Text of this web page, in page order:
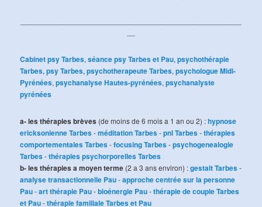
Cabinet psy Tarbes,séance psy Tarbes et Pau,psychothérapie
Tarbes,psy Tarbes,psychotherapeute Tarbes,psychologue Midi-
Pyrénées,psychanalyse Hautes-pyrénées,psychanalyste
pyrénées
a- les thérapies brèves (de moins de 6 mois a 1 an ou 2) :hypnose
ericksonienne Tarbes-méditation Tarbes-pnl Tarbes-thérapies
comportementales Tarbes-focusing Tarbes-psychogenealogie
Tarbes-thérapies psychorporelles Tarbes
b- les thérapies a moyen terme (2 a 3 ans environ) :gestalt Tarbes-
analyse transactionnelle Pau-approche centrée sur la personne
Pau-art thérapie Pau-bioénergie Pau-thérapie de couple Tarbes
et Pau-thérapie familiale Tarbes et Pau